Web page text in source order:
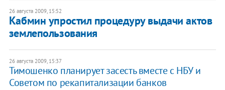
26 августа 2009, 15:52
Кабмин упростил процедуру выдачи актов
землепользования
26 августа 2009, 15:37
Тимошенко планирует засесть вместе с НБУ и
Советом по рекапитализации банков